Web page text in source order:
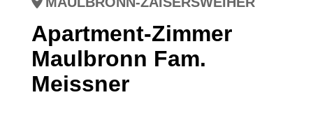
Apartment-Zimmer
Maulbronn Fam.
Meissner